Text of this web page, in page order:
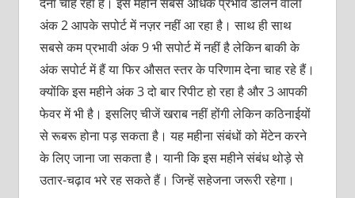
अंक 2 आपके सपोर्ट में नज़र नहीं आ रहा है। साथ ही साथ
सबसे कम प्रभावी अंक 9 भी सपोर्ट में नहीं है लेकिन बाकी के
अंक सपोर्ट में हैं या फिर औसत स्‍तर के परिणाम देना चाह रहे हैं।
क्योंकि इस महीने अंक 3 दो बार रिपीट हो रहा है और 3 आपकी
फेवर में भी है। इसलिए चीजें खराब नहीं होंगी लेकिन कठिनाईयों
से रूबरू होना पड़ सकता है। यह महीना संबंधों को मेंटेन करने
के लिए जाना जा सकता है। यानी कि इस महीने संबंध थोड़े से
उतार-चढ़ाव भरे रह सकते हैं। जिन्हें सहेजना जरूरी रहेगा।